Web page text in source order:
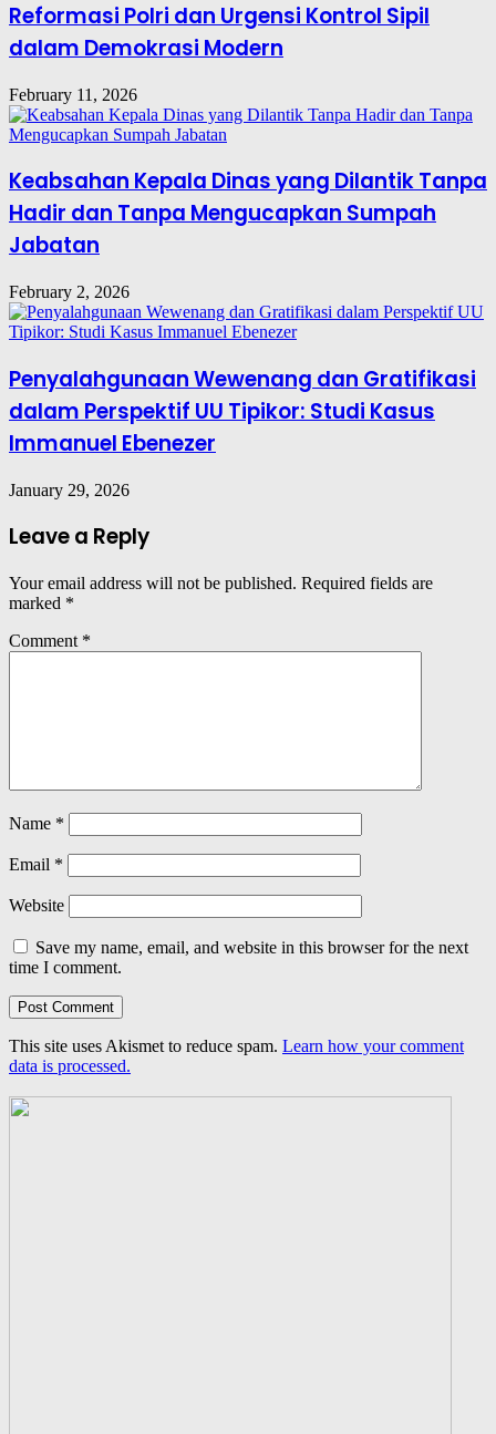
Reformasi Polri dan Urgensi Kontrol Sipil
dalam Demokrasi Modern
February 11, 2026
Keabsahan Kepala Dinas yang Dilantik Tanpa
Hadir dan Tanpa Mengucapkan Sumpah
Jabatan
February 2, 2026
Penyalahgunaan Wewenang dan Gratifikasi
dalam Perspektif UU Tipikor: Studi Kasus
Immanuel Ebenezer
January 29, 2026
Leave a Reply
Your email address will not be published. Required fields are
marked *
Comment *
Name *
Email *
Website
Save my name, email, and website in this browser for the next
time I comment.
This site uses Akismet to reduce spam. Learn how your comment
data is processed.